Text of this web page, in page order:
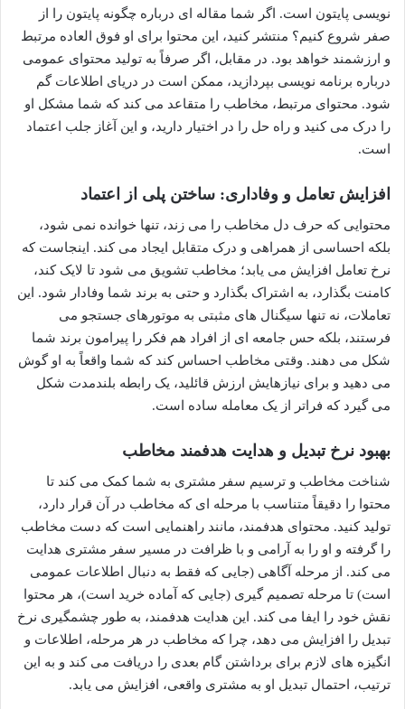
نویسی پایتون است. اگر شما مقاله ای درباره چگونه پایتون را از
صفر شروع کنیم؟ منتشر کنید، این محتوا برای او فوق العاده مرتبط
و ارزشمند خواهد بود. در مقابل، اگر صرفاً به تولید محتوای عمومی
درباره برنامه نویسی بپردازید، ممکن است در دریای اطلاعات گم
شود. محتوای مرتبط، مخاطب را متقاعد می کند که شما مشکل او
را درک می کنید و راه حل را در اختیار دارید، و این آغاز جلب اعتماد
است.
افزایش تعامل و وفاداری: ساختن پلی از اعتماد
محتوایی که حرف دل مخاطب را می زند، تنها خوانده نمی شود،
بلکه احساسی از همراهی و درک متقابل ایجاد می کند. اینجاست که
نرخ تعامل افزایش می یابد؛ مخاطب تشویق می شود تا لایک کند،
کامنت بگذارد، به اشتراک بگذارد و حتی به برند شما وفادار شود. این
تعاملات، نه تنها سیگنال های مثبتی به موتورهای جستجو می
فرستند، بلکه حس جامعه ای از افراد هم فکر را پیرامون برند شما
شکل می دهند. وقتی مخاطب احساس کند که شما واقعاً به او گوش
می دهید و برای نیازهایش ارزش قائلید، یک رابطه بلندمدت شکل
می گیرد که فراتر از یک معامله ساده است.
بهبود نرخ تبدیل و هدایت هدفمند مخاطب
شناخت مخاطب و ترسیم سفر مشتری به شما کمک می کند تا
محتوا را دقیقاً متناسب با مرحله ای که مخاطب در آن قرار دارد،
تولید کنید. محتوای هدفمند، مانند راهنمایی است که دست مخاطب
را گرفته و او را به آرامی و با ظرافت در مسیر سفر مشتری هدایت
می کند. از مرحله آگاهی (جایی که فقط به دنبال اطلاعات عمومی
است) تا مرحله تصمیم گیری (جایی که آماده خرید است)، هر محتوا
نقش خود را ایفا می کند. این هدایت هدفمند، به طور چشمگیری نرخ
تبدیل را افزایش می دهد، چرا که مخاطب در هر مرحله، اطلاعات و
انگیزه های لازم برای برداشتن گام بعدی را دریافت می کند و به این
ترتیب، احتمال تبدیل او به مشتری واقعی، افزایش می یابد.